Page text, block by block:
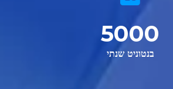
5000
בנטוניט שנתי